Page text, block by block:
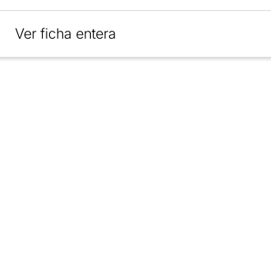
Ver ficha entera